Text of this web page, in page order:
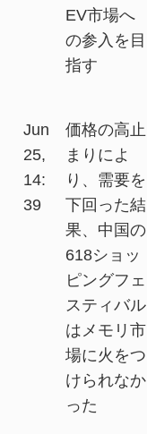
EV市場へ
の参入を目
指す
Jun
25,
14:
39
価格の高止
まりによ
り、需要を
下回った結
果、中国の
618ショッ
ピングフェ
スティバル
はメモリ市
場に火をつ
けられなか
った